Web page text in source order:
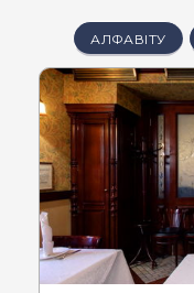
АЛФАВІТУ